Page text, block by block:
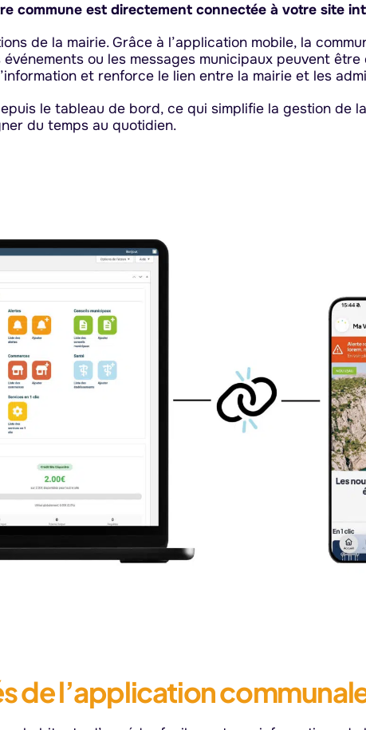
commune est directement connectée à votre site
de la mairie. Grâce à l’application mobile, la
ou les messages municipaux peuvent
et renforce le lien entre la mairie et les
le tableau de bord, ce qui simplifie la gestion de
du temps au quotidien.
de l’application